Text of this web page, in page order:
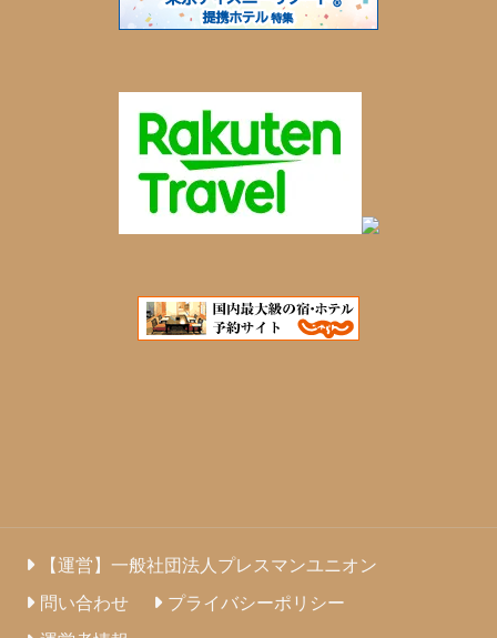
【運営】一般社団法人プレスマンユニオン
問い合わせ
プライバシーポリシー